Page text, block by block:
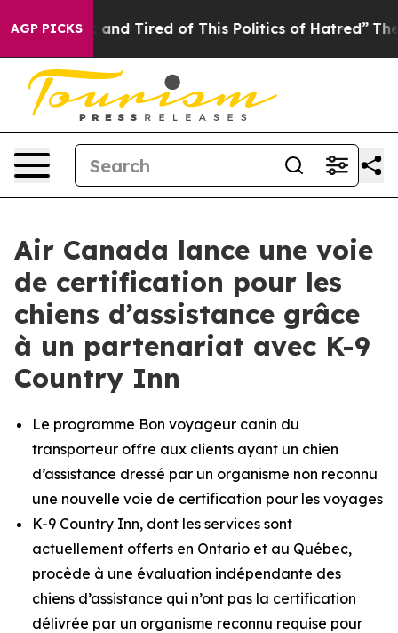
AGP PICKS
and Tired of This Politics of Hatred” The Story
Air Canada lance une voie
de certification pour les
chiens d’assistance grâce
à un partenariat avec K-9
Country Inn
Le programme Bon voyageur canin du
transporteur offre aux clients ayant un chien
d’assistance dressé par un organisme non reconnu
une nouvelle voie de certification pour les voyages
K-9 Country Inn, dont les services sont
actuellement offerts en Ontario et au Québec,
procède à une évaluation indépendante des
chiens d’assistance qui n’ont pas la certification
délivrée par un organisme reconnu requise pour